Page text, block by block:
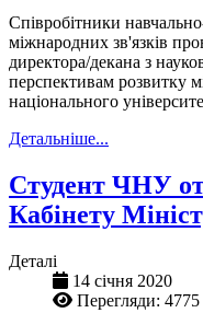
Співробітники
міжнародних зв'язків
директора/декана з
перспективам розвитку
національного
Детальніше...
Студент ЧНУ
Кабінету
Деталі
14 січня 2020
Перегляди: 4775